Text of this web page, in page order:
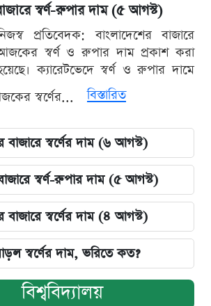
স্বর্ণ-রুপার দাম (৫ আগস্ট)
প্রতিবেদক: বাংলাদেশের বাজারে
স্বর্ণ ও রুপার দাম প্রকাশ করা
ক্যারেটভেদে স্বর্ণ ও রুপার দামে
স্বর্ণের...
বিস্তারিত
স্বর্ণের দাম (৬ আগস্ট)
স্বর্ণ-রুপার দাম (৫ আগস্ট)
স্বর্ণের দাম (৪ আগস্ট)
স্বর্ণের দাম, ভরিতে কত?
বিশ্ববিদ্যালয়